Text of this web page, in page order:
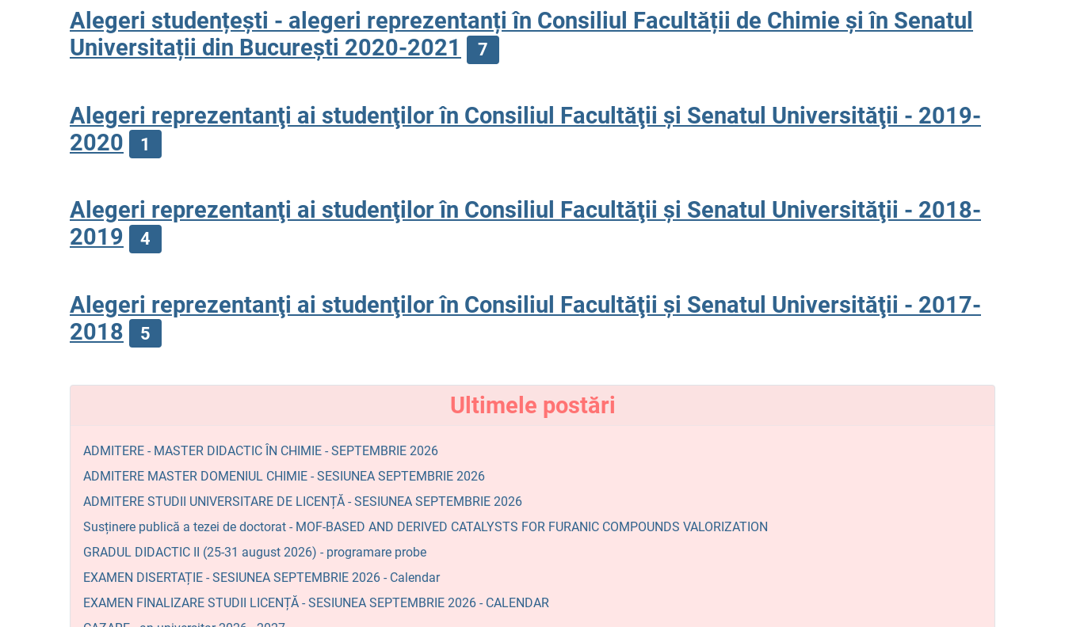
Alegeri studențești - alegeri reprezentanți în Consiliul Facultății de Chimie și în Senatul
Universitații din București 2020-2021
7
Alegeri reprezentanţi ai studenţilor în Consiliul Facultăţii şi Senatul Universităţii - 2019-
2020
1
Alegeri reprezentanţi ai studenţilor în Consiliul Facultăţii şi Senatul Universităţii - 2018-
2019
4
Alegeri reprezentanţi ai studenţilor în Consiliul Facultăţii şi Senatul Universităţii - 2017-
2018
5
Ultimele postări
ADMITERE - MASTER DIDACTIC ÎN CHIMIE - SEPTEMBRIE 2026
ADMITERE MASTER DOMENIUL CHIMIE - SESIUNEA SEPTEMBRIE 2026
ADMITERE STUDII UNIVERSITARE DE LICENȚĂ - SESIUNEA SEPTEMBRIE 2026
Susținere publică a tezei de doctorat - MOF-BASED AND DERIVED CATALYSTS FOR FURANIC COMPOUNDS VALORIZATION
GRADUL DIDACTIC II (25-31 august 2026) - programare probe
EXAMEN DISERTAȚIE - SESIUNEA SEPTEMBRIE 2026 - Calendar
EXAMEN FINALIZARE STUDII LICENȚĂ - SESIUNEA SEPTEMBRIE 2026 - CALENDAR